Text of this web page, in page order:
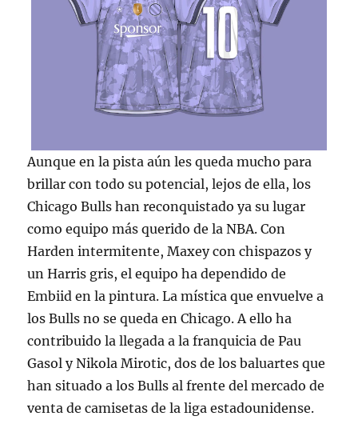
Aunque en la pista aún les queda mucho para
brillar con todo su potencial, lejos de ella, los
Chicago Bulls han reconquistado ya su lugar
como equipo más querido de la NBA. Con
Harden intermitente, Maxey con chispazos y
un Harris gris, el equipo ha dependido de
Embiid en la pintura. La mística que envuelve a
los Bulls no se queda en Chicago. A ello ha
contribuido la llegada a la franquicia de Pau
Gasol y Nikola Mirotic, dos de los baluartes que
han situado a los Bulls al frente del mercado de
venta de camisetas de la liga estadounidense.